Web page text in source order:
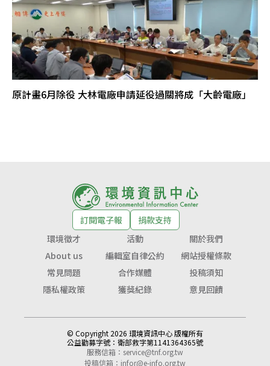
原計畫6月除役 大林電廠申請延役過關將成「大齡電廠」
訂閱電子報
捐款支持
環境徵才
活動
關於我們
About us
編輯室自律公約
網站授權條款
常見問題
合作媒體
投稿須知
隱私權政策
獲獎紀錄 意見回饋
© Copyright 2026 環境資訊中心 版權所有
公益勸募字號： 衛部救字第1141364365號
服務信箱： service@tnf.org.tw
投稿信箱： infor@e-info.org.tw